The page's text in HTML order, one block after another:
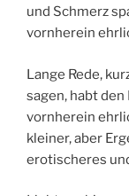
und Schmerz
vornherein
Lange Rede,
sagen, habt
vornherein
kleiner, aber
erotischeres